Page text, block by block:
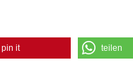
pin it teilen